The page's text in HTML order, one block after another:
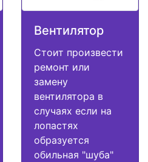
Вентилятор
Стоит произвести
ремонт или
замену
вентилятора в
случаях если на
лопастях
образуется
обильная "шуба"